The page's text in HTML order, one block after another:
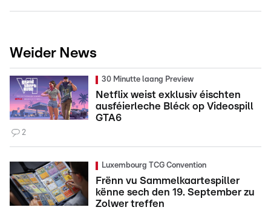
Weider News
30 Minutte laang Preview
Netflix weist exklusiv éischten
ausféierleche Bléck op Videospill
GTA6
2
Luxembourg TCG Convention
Frënn vu Sammelkaartespiller
kënne sech den 19. September zu
Zolwer treffen